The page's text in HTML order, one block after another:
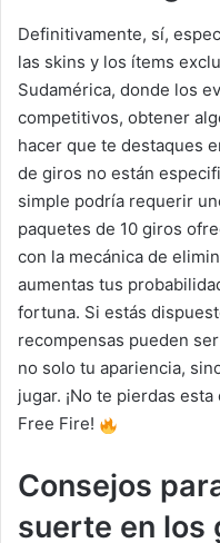
Definitivamente, sí,
las skins y los ítems
Sudamérica, donde los
competitivos, obtener
hacer que te destaques
de giros no están
simple podría requerir
paquetes de 10 giros
con la mecánica de
aumentas tus
fortuna. Si estás
recompensas pueden
no solo tu apariencia,
jugar. ¡No te pierdas
Free Fire!
Consejos
suerte en los